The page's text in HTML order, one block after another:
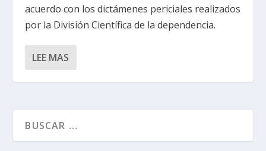
acuerdo con los dictámenes periciales realizados
por la División Científica de la dependencia.
LEE MAS